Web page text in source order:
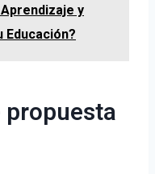
y
Educación?